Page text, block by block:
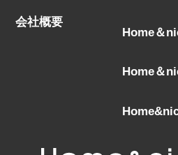
会社概要
Home＆
Home＆